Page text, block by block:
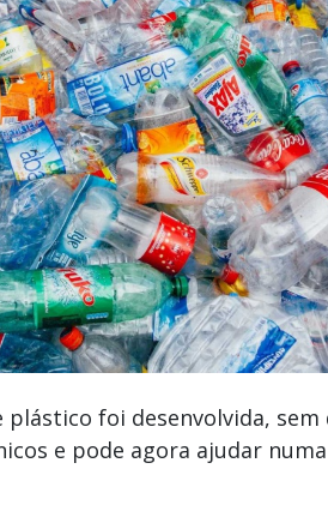
plástico foi desenvolvida,
e pode agora ajudar